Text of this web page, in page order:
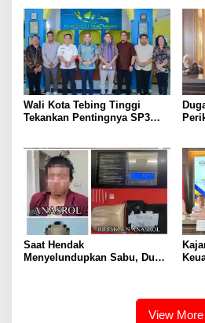
Wali Kota Tebing Tinggi
Tekankan Pentingnya SP3
Saat Hendak
Menyelundupkan Sabu, Dua
View More